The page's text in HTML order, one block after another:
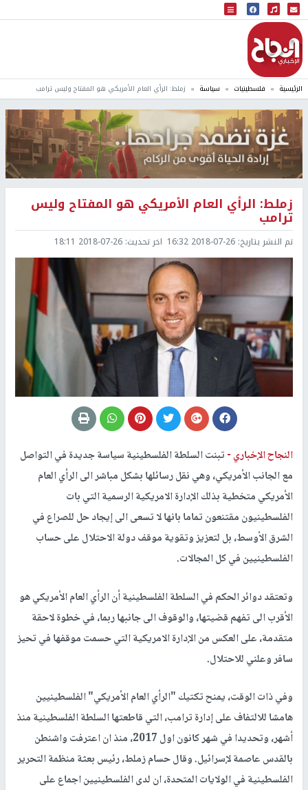
البث المباشر
إذاعة النجاح
الرئيسية فلسطينيات سياسة زملط: الرأي العام الأمريكي هو المفتاح وليس ترامب
زملط: الرأي العام الأمريكي هو المفتاح وليس
ترامب
تم النشر بتاريخ: 2018-07-26 16:32 اخر تحديث: 2018-07-26 18:11
النجاح الإخباري -تبنت السلطة الفلسطينية سياسة جديدة في التواصل
مع الجانب الأمريكي، وهي نقل رسائلها بشكل مباشر الى الرأي العام
الأمريكي متخطية بذلك الإدارة الامريكية الرسمية التي بات
الفلسطينيون مقتنعون تماما بانها لا تسعى الى إيجاد حل للصراع في
الشرق الأوسط، بل لتعزيز وتقوية موقف دولة الاحتلال على حساب
الفلسطينيين في كل المجالات.
وتعتقد دوائر الحكم في السلطة الفلسطينية أن الرأي العام الأمريكي هو
الأقرب الى تفهم قضيتها، والوقوف الى جانبها ربما، في خطوة لاحقة
متقدمة، على العكس من الإدارة الامريكية التي حسمت موقفها في تحيز
سافر وعلني للاحتلال.
وفي ذات الوقت، يمنح تكتيك "الرأي العام الأمريكي" الفلسطينيين
هامشا للالتفاف على إدارة ترامب، التي قاطعتها السلطة الفلسطينية منذ
أشهر، وتحديدا في شهر كانون اول 2017، منذ ان اعترفت واشنطن
بالقدس عاصمة لإسرائيل. وقال حسام زملط، رئيس بعثة منظمة التحرير
الفلسطينية في الولايات المتحدة، ان لدى الفلسطينيين اجماع على